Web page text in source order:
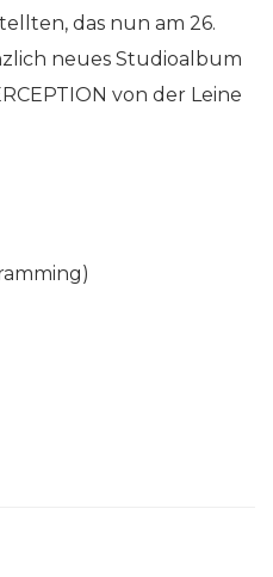
das nun am 26.
neues Studioalbum
von der Leine